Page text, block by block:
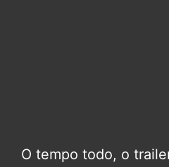
O tempo todo, o